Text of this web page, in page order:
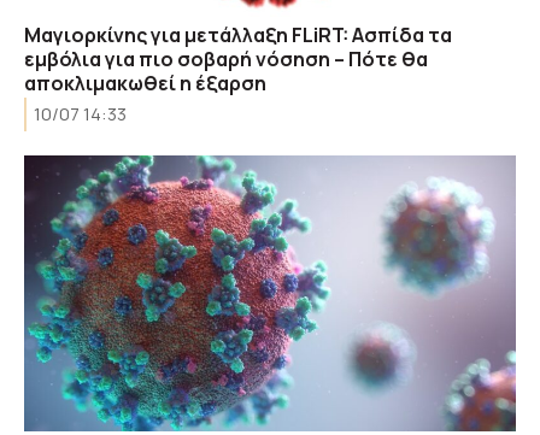
Μαγιορκίνης για μετάλλαξη FLiRT: Ασπίδα τα
εμβόλια για πιο σοβαρή νόσηση – Πότε θα
αποκλιμακωθεί η έξαρση
10/07 14:33